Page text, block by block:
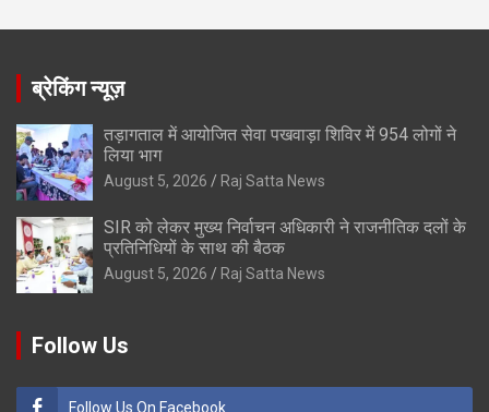
ब्रेकिंग न्यूज़
तड़ागताल में आयोजित सेवा पखवाड़ा शिविर में 954 लोगों ने
लिया भाग
August 5, 2026 Raj Satta News
SIR को लेकर मुख्य निर्वाचन अधिकारी ने राजनीतिक दलों के
प्रतिनिधियों के साथ की बैठक
August 5, 2026 Raj Satta News
Follow Us
Follow Us On Facebook